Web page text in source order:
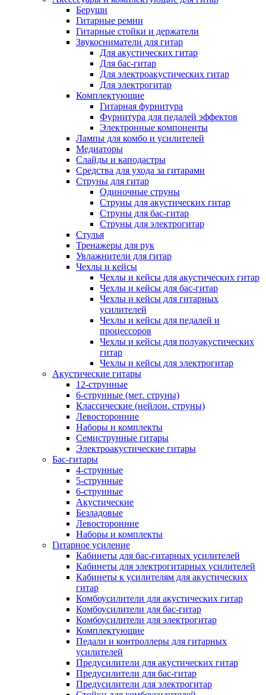
Беруши
Гитарные ремни
Гитарные стойки и держатели
Звукосниматели для гитар
Для акустических гитар
Для бас-гитар
Для электроакустических гитар
Для электрогитар
Комплектующие
Гитарная фурнитура
Фурнитура для педалей эффектов
Электронные компоненты
Лампы для комбо и усилителей
Медиаторы
Слайды и каподастры
Средства для ухода за гитарами
Струны для гитар
Одиночные струны
Струны для акустических гитар
Струны для бас-гитар
Струны для электрогитар
Стулья
Тренажеры для рук
Увлажнители для гитар
Чехлы и кейсы
Чехлы и кейсы для акустических гитар
Чехлы и кейсы для бас-гитар
Чехлы и кейсы для гитарных
усилителей
Чехлы и кейсы для педалей и
процессоров
Чехлы и кейсы для полуакустических
гитар
Чехлы и кейсы для электрогитар
Акустические гитары
12-струнные
6-струнные (мет. струны)
Классические (нейлон. струны)
Левосторонние
Наборы и комплекты
Семиструнные гитары
Электроакустические гитары
Бас-гитары
4-струнные
5-струнные
6-струнные
Акустические
Безладовые
Левосторонние
Наборы и комплекты
Гитарное усиление
Кабинеты для бас-гитарных усилителей
Кабинеты для электрогитарных усилителей
Кабинеты к усилителям для акустических
гитар
Комбоусилители для акустических гитар
Комбоусилители для бас-гитар
Комбоусилители для электрогитар
Комплектующие
Педали и контроллеры для гитарных
усилителей
Предусилители для акустических гитар
Предусилители для бас-гитар
Предусилители для электрогитар